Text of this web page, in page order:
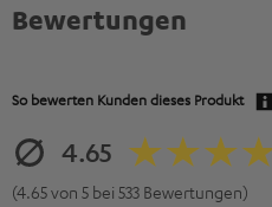
Bewertungen
So bewerten Kunden dieses Produkt
4.65
(4.65 von 5 bei 533 Bewertungen)